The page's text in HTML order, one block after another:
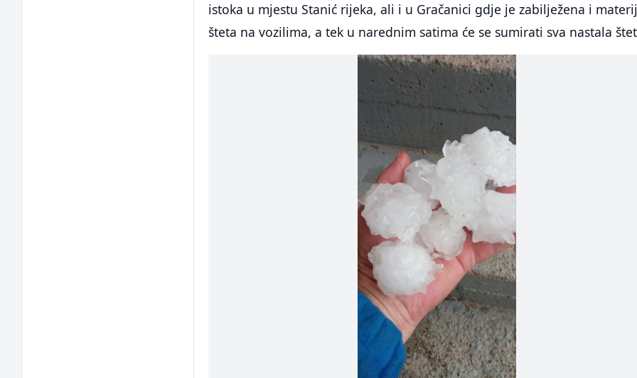
istoka u mjestu Stanić rijeka, ali i u Gračanici gdje je zabilježena i
šteta na vozilima, a tek u narednim satima će se sumirati sva nastala